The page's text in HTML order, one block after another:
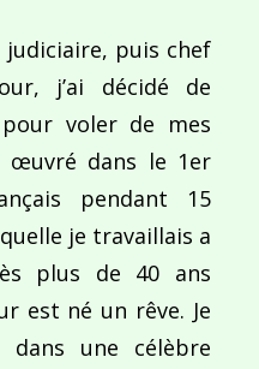
judiciaire, puis chef
j’ai décidé de
voler de mes
œuvré dans le 1er
pendant 15
je travaillais a
plus de 40 ans
est né un rêve. Je
une célèbre